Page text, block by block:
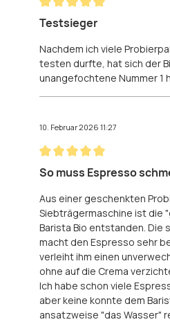
Bewertung mit 5 von 5
Testsieger
Nachdem ich viele
testen durfte, hat sich der
unangefochtene Nummer 1
10. Februar 2026 11:27
Bewertung mit 5 von 5
So muss Espresso
Aus einer geschenkten
Siebträgermaschine ist die
Barista Bio entstanden. Die
macht den Espresso sehr
verleiht ihm einen
ohne auf die Crema
Ich habe schon viele
aber keine konnte dem
ansatzweise "das Wasser"